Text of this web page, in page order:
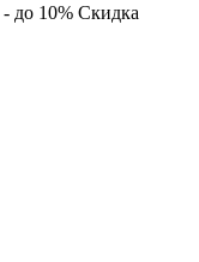
- до 10% Скидка